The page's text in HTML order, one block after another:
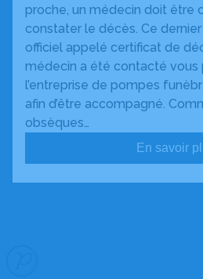
proche, un médecin doit être
constater le décès. Ce
officiel appelé certificat de
médecin a été contacté vous
l’entreprise de pompes
afin d’être accompagné.
obsèques…
En savoir